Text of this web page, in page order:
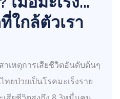
ใกล้ตัวเรา
าเหตุการเสียชีวิตอันดับต้นๆ
ยป่วยเป็นโรคมะเร็งราย